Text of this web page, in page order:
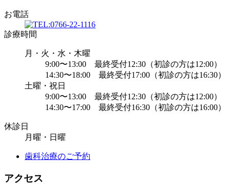
お電話
診療時間
月・火・水・木曜
9:00〜13:00 最終受付12:30（初診の方は12:00）
14:30〜18:00 最終受付17:00（初診の方は16:30）
土曜・祝日
9:00〜13:00 最終受付12:30（初診の方は12:00）
14:30〜17:00 最終受付16:30（初診の方は16:00）
休診日
月曜・日曜
歯科治療のご予約
アクセス